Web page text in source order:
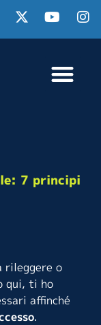
7 principi
rileggere o
qui, ti ho
affinché
.